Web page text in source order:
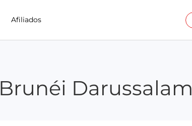
Afiliados
Brunéi Darussalam